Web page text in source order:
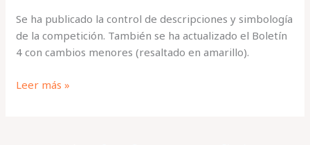
Se ha publicado la control de descripciones y simbología
de la competición. También se ha actualizado el Boletín
4 con cambios menores (resaltado en amarillo).
Descripción
Leer más »